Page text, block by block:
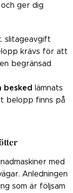
ger dig
slitageavgift
krävs för att
begränsad
besked lämnats
belopp finns på
med
Anledningen
som är följsam